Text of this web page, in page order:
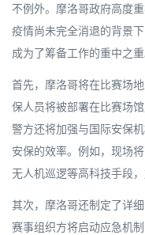
不例外。摩洛哥政府高度
疫情尚未完全消退的背景
成为了筹备工作的重中之重
首先，摩洛哥将在比赛场
保人员将被部署在比赛场
警方还将加强与国际安保
安保的效率。例如，现场
无人机巡逻等高科技手段
其次，摩洛哥还制定了详
赛事组织方将启动应急机